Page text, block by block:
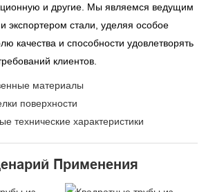
и другие. Мы являемся ведущим
экспортером стали, уделяя особое
качества и способности удовлетворять
клиентов.
материалы
поверхности
технические характеристики
Применения